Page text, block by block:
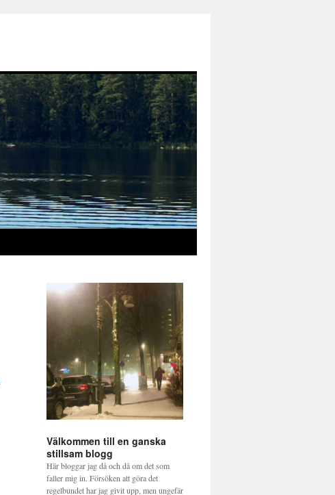
Välkommen till en ganska
stillsam blogg
Här bloggar jag då och då om det som
faller mig in. Försöken att göra det
regelbundet har jag givit upp, men ungefär